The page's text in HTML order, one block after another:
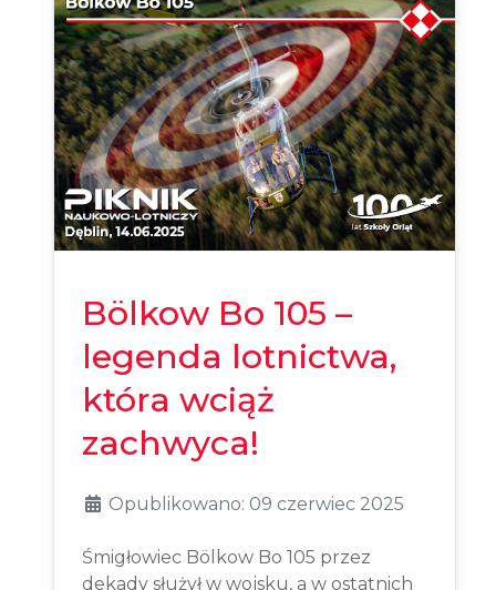
Bölkow Bo 105 –
legenda lotnictwa,
która wciąż
zachwyca!
Opublikowano: 09 czerwiec 2025
Śmigłowiec Bölkow Bo 105 przez
dekady służył w wojsku, a w ostatnich